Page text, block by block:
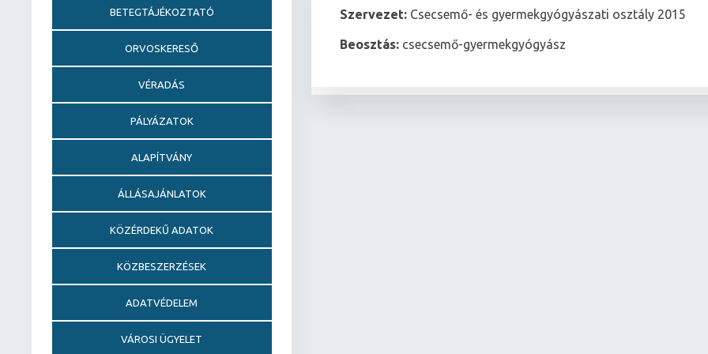
Szervezet: Csecsemő- és gyermekgyógyászati osztály 2015
Beosztás: csecsemő-gyermekgyógyász
BETEGTÁJÉKOZTATÓ
ORVOSKERESŐ
VÉRADÁS
PÁLYÁZATOK
ALAPÍTVÁNY
ÁLLÁSAJÁNLATOK
KÖZÉRDEKŰ ADATOK
KÖZBESZERZÉSEK
ADATVÉDELEM
VÁROSI ÜGYELET